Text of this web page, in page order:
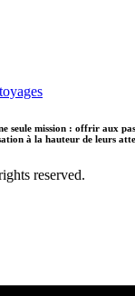
seule mission : offrir aux
à la hauteur de leurs
reserved.